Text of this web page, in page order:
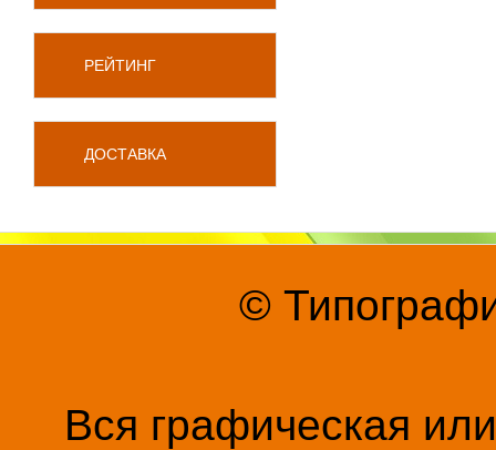
РЕЙТИНГ
ДОСТАВКА
©
Вся графическая